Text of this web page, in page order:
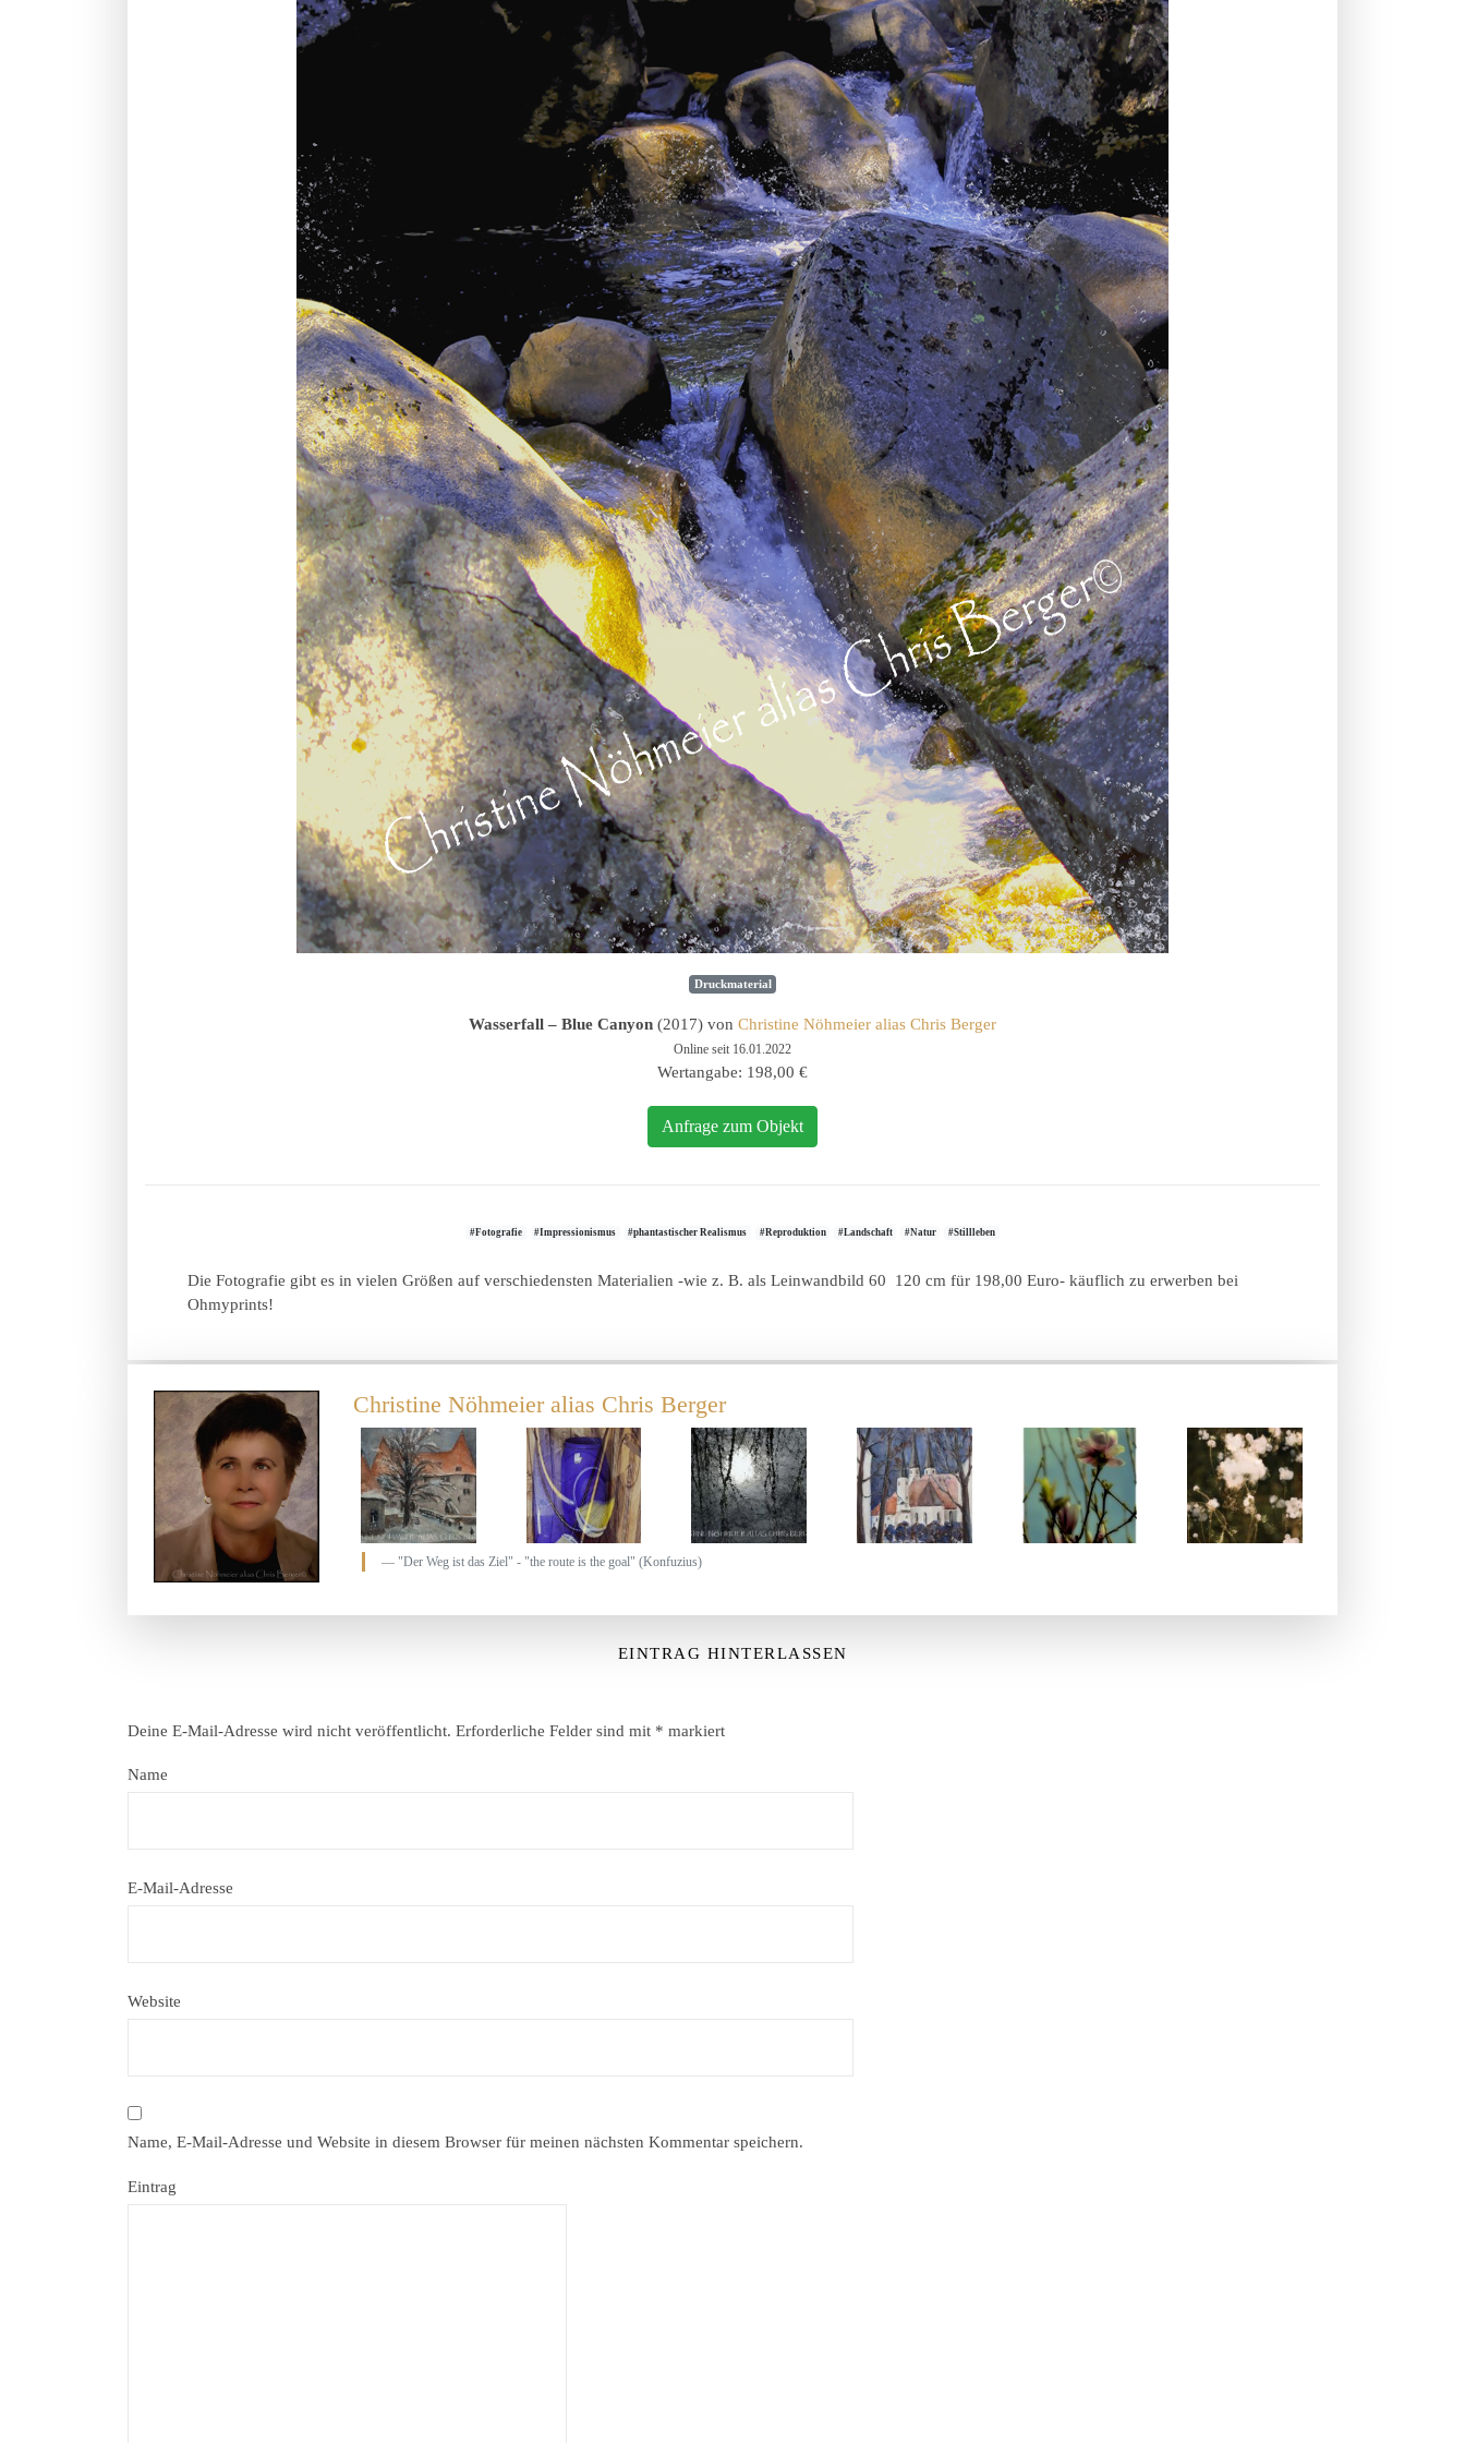
Druckmaterial
Wasserfall – Blue Canyon (2017) von Christine Nöhmeier alias Chris Berger
Online seit 16.01.2022
Wertangabe: 198,00 €
Anfrage zum Objekt
#Fotografie #Impressionismus #phantastischer Realismus #Reproduktion #Landschaft #Natur #Stillleben
Die Fotografie gibt es in vielen Größen auf verschiedensten Materialien -wie z. B. als Leinwandbild 60 120 cm für 198,00 Euro- käuflich zu erwerben bei
Ohmyprints!
Christine Nöhmeier alias Chris Berger
"Der Weg ist das Ziel" - "the route is the goal" (Konfuzius)
EINTRAG HINTERLASSEN
Deine E-Mail-Adresse wird nicht veröffentlicht. Erforderliche Felder sind mit * markiert
Name
E-Mail-Adresse
Website
Name, E-Mail-Adresse und Website in diesem Browser für meinen nächsten Kommentar speichern.
Eintrag